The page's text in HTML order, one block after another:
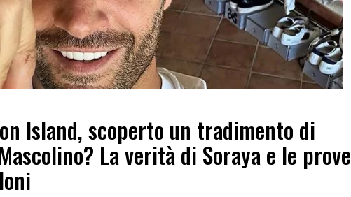
Island, scoperto un tradimento di
La verità di Soraya e le prove